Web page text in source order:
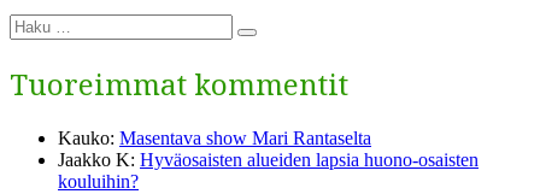
Etsi:
Haku
Tuoreimmat kommentit
Kauko: Masentava show Mari Rantaselta
Jaakko K: Hyväosaisten alueiden lapsia huono-osaisten
kouluihin?